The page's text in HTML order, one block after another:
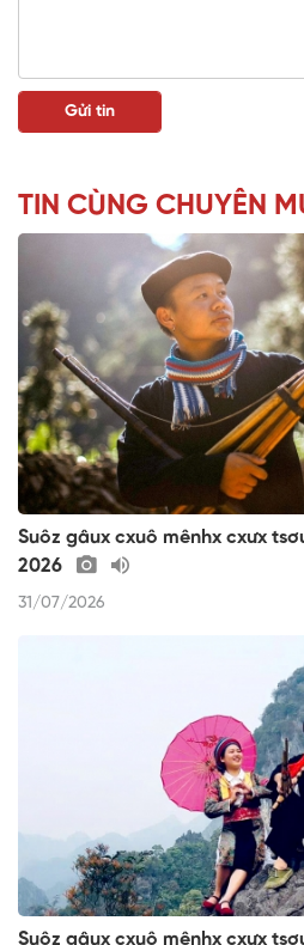
TIN CÙNG CHUYÊN
Suôz gâux cxuô mênhx cxưx
2026
31/07/2026
Suôz gâux cxuô mênhx cxưx